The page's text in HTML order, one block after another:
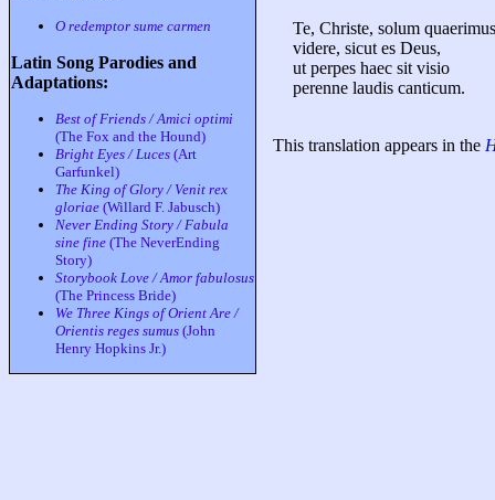
O redemptor sume carmen
Latin Song Parodies and
Adaptations:
Best of Friends / Amici optimi
(The Fox and the Hound)
Bright Eyes / Luces (Art
Garfunkel)
The King of Glory / Venit rex
gloriae (Willard F. Jabusch)
Never Ending Story / Fabula
sine fine (The NeverEnding
Story)
Storybook Love / Amor fabulosus
(The Princess Bride)
We Three Kings of Orient Are /
Orientis reges sumus (John
Henry Hopkins Jr.)
Te, Christe, solum quaerimus
videre, sicut es Deus,
ut perpes haec sit visio
perenne laudis canticum.
This translation appears in the